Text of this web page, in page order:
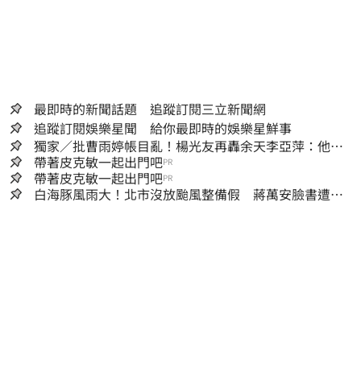
最即時的新聞話題 追蹤訂閱三立新聞網
追蹤訂閱娛樂星聞 給你最即時的娛樂星鮮事
獨家／批曹雨婷帳目亂！楊光友再轟余天李亞萍：他們
工會跟演藝圈沒關
帶著皮克敏一起出門吧PR
帶著皮克敏一起出門吧PR
白海豚風雨大！北市沒放颱風整備假 蔣萬安臉書遭網